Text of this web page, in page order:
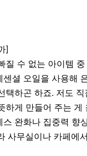
]
질 수 없는 아이템
셜 오일을 사용해
택하곤 하죠. 저도
하게 만들어 주는
완화나 집중력 향
사무실이나 카페에